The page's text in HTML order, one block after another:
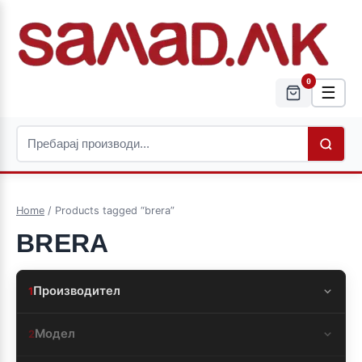
0
☰
Home / Products tagged “brera”
BRERA
1Производител
2Модел